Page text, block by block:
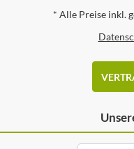
* Alle Preise inkl.